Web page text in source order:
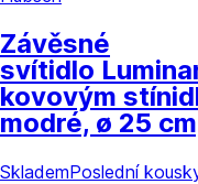
Závěsné
svítidlo
kovovým
modré, ø 25
SklademPoslední